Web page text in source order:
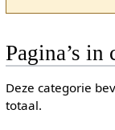
Pagina’s
Deze categorie
totaal.